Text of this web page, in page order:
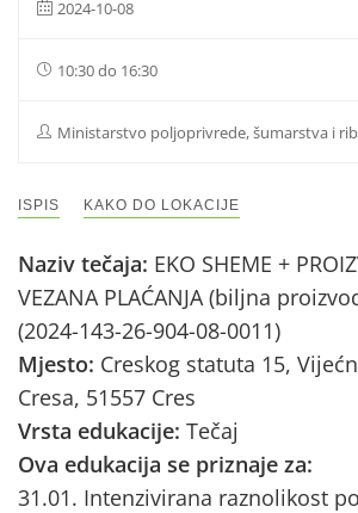
2024-10-08
10:30 do 16:30
Ministarstvo poljoprivrede, šumarstva i
ISPIS KAKO DO LOKACIJE
Naziv tečaja: EKO SHEME +
VEZANA PLAĆANJA (biljna
(2024-143-26-904-08-0011)
Mjesto: Creskog statuta 15,
Cresa, 51557 Cres
Vrsta edukacije: Tečaj
Ova edukacija se priznaje za:
31.01. Intenzivirana raznolikost